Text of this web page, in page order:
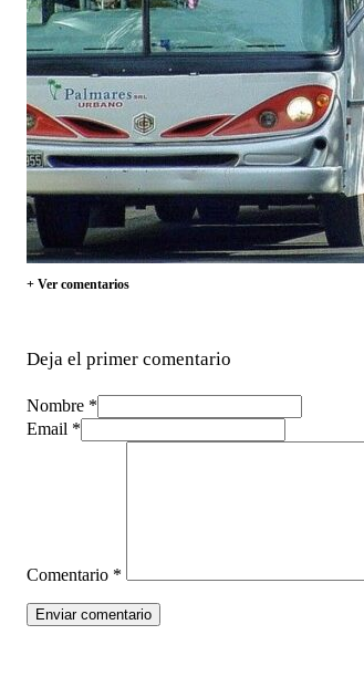
+ Ver comentarios
Deja el primer comentario
Nombre *
Email *
Comentario *